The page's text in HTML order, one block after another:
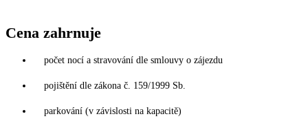
Cena zahrnuje
počet nocí a stravování dle smlouvy o zájezdu
pojištění dle zákona č. 159/1999 Sb.
parkování (v závislosti na kapacitě)